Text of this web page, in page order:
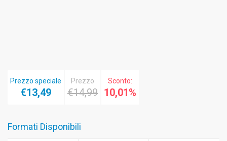
Prezzo speciale
€13,49
Prezzo
€14,99
Sconto:
10,01%
Formati Disponibili